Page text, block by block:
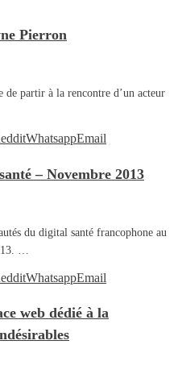
Pierron
de partir à la rencontre d’un acteur
WhatsappEmail
– Novembre 2013
du digital santé francophone au
…
WhatsappEmail
web dédié à la